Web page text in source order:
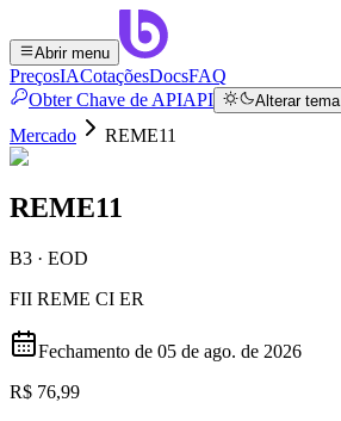
Abrir menu
PreçosIACotaçõesDocsFAQ
Obter Chave de APIAPI Alterar tema
Mercado REME11
REME11
B3 · EOD
FII REME CI ER
Fechamento de 05 de ago. de 2026
R$ 76,99